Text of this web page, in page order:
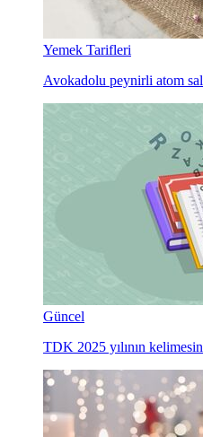
Yemek Tarifleri
Avokadolu peynirli atom
Güncel
TDK 2025 yılının